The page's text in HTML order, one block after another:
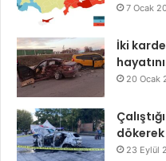
7 Ocak
İki
20 Ocak
dökerek
23 Eylül